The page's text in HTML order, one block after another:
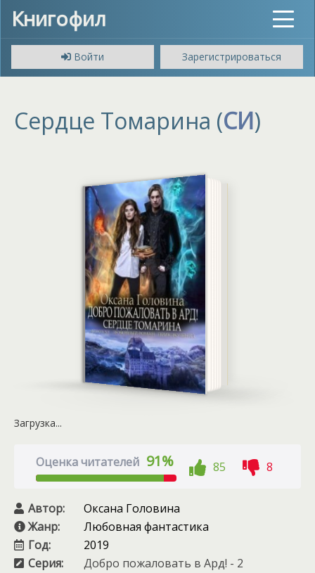
Книгофил
Toggle
Войти
Зарегистрироваться
Сердце Томарина (СИ)
Загрузка...
Оценка читателей 91% 85 8
Автор:
Оксана Головина
Жанр:
Любовная фантастика
Год:
2019
Серия:
Добро пожаловать в Ард! - 2